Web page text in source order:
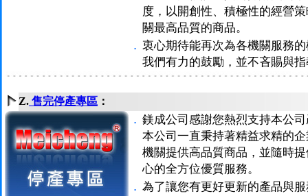
度，以開創性、積極性的經營
關最高品質的商品。
． 衷心期待能再次為各機關服務
我們有力的鼓勵，並不吝賜與
Z. 售完停產專區 ：
． 鎂成公司感謝您熱烈支持本公
本公司一直秉持著精益求精的
機關提供高品質商品，並隨時
心的全方位優質服務。
． 為了讓您有更好更新的產品與